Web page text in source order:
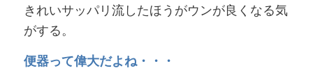
きれいサッパリ流したほうがウンが良くなる気
がする。
便器って偉大だよね・・・